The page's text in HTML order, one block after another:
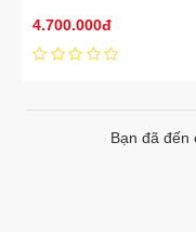
4.700.000đ
Bạn đã đến